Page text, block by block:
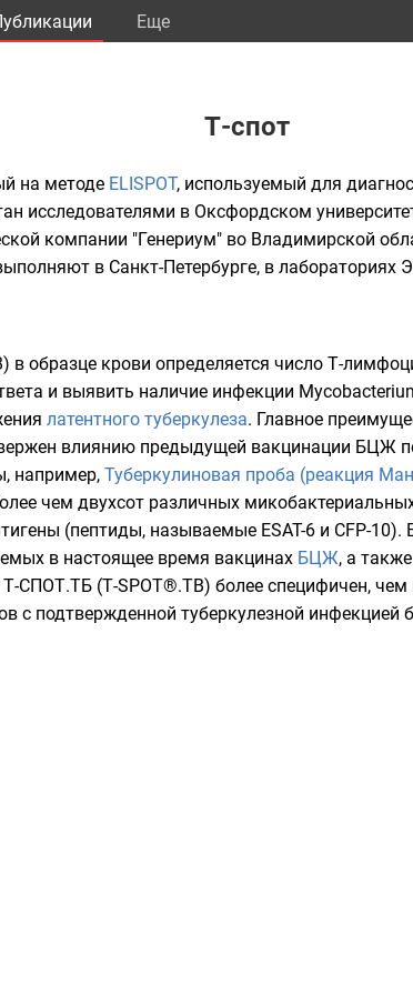
Eще
Т-спот
на методе ELISPOT, используемый для
исследователями в Оксфордском
компании "Генериум" во Владимирской
в Санкт-Петербурге, в
образце крови определяется число Т-
и выявить наличие инфекции
латентного туберкулеза. Главное
влиянию предыдущей вакцинации БЦЖ
например, Туберкулиновая проба (реакция
чем двухсот различных
(пептиды, называемые ESAT-6 и CFP-10).
в настоящее время вакцинах БЦЖ, а
Т-СПОТ.ТБ (Т-SPOT®.ТВ) более специфичен,
с подтвержденной туберкулезной инфекцией